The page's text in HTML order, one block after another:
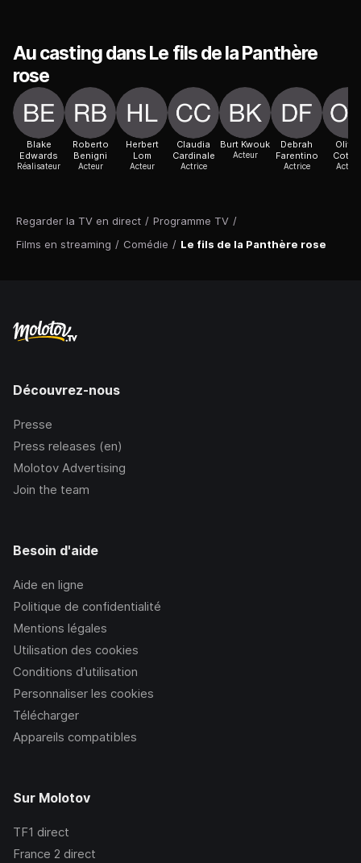
Regarder la TV en direct / Programme TV /
Films en streaming / Comédie / Le fils de la Panthère rose
Au casting dans Le fils de la Panthère
rose
Blake
Edwards
Réalisateur
Roberto
Benigni
Acteur
Herbert
Lom
Acteur
Claudia
Cardinale
Actrice
Burt Kwouk
Acteur
Debrah
Farentino
Actrice
Oliver
Acteur
Découvrez-nous
Presse
Press releases (en)
Molotov Advertising
Join the team
Besoin d'aide
Aide en ligne
Politique de confidentialité
Mentions légales
Utilisation des cookies
Conditions d’utilisation
Personnaliser les cookies
Télécharger
Appareils compatibles
Sur Molotov
TF1 direct
France 2 direct